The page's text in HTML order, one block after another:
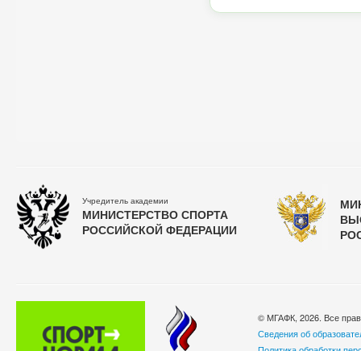
Учредитель академии
МИНИСТЕРСТВО СПОРТА
РОССИЙСКОЙ ФЕДЕРАЦИИ
© МГАФК, 2026. Все
Сведения об